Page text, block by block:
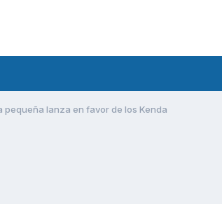
pequeña lanza en favor de los Kenda